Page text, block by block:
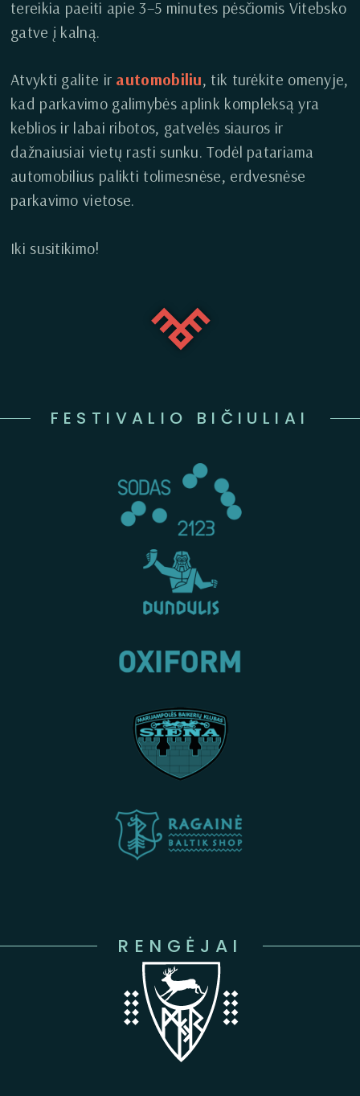
tereikia paeiti apie 3–5 minutes pėsčiomis Vitebsko
gatve į kalną.
Atvykti galite ir automobiliu, tik turėkite omenyje,
kad parkavimo galimybės aplink kompleksą yra
keblios ir labai ribotos, gatvelės siauros ir
dažnaiusiai vietų rasti sunku. Todėl patariama
automobilius palikti tolimesnėse, erdvesnėse
parkavimo vietose.
Iki susitikimo!
FESTIVALIO BIČIULIAI
RENGĖJAI